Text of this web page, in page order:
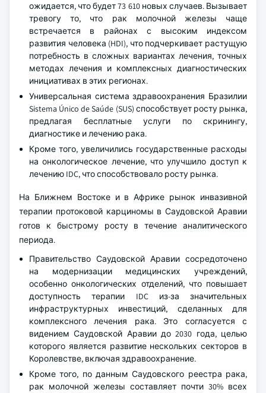
ожидается, что будет 73 610 новых случаев. Вызывает
тревогу то, что рак молочной железы чаще
встречается в районах с высоким индексом
развития человека (HDI), что подчеркивает растущую
потребность в сложных вариантах лечения, точных
методах лечения и комплексных диагностических
инициативах в этих регионах.
Универсальная система здравоохранения Бразилии
Sistema Único de Saúde (SUS) способствует росту рынка,
предлагая бесплатные услуги по скринингу,
диагностике и лечению рака.
Кроме того, увеличились государственные расходы
на онкологическое лечение, что улучшило доступ к
лечению IDC, что способствовало росту рынка.
На Ближнем Востоке и в Африке рынок инвазивной
терапии протоковой карциномы в Саудовской Аравии
готов к быстрому росту в течение аналитического
периода.
Правительство Саудовской Аравии сосредоточено
на модернизации медицинских учреждений,
особенно онкологических отделений, что повышает
доступность терапии IDC из-за значительных
инфраструктурных инвестиций, сделанных для
комплексного лечения рака. Это согласуется с
видением Саудовской Аравии до 2030 года, целью
которого является развитие нескольких секторов в
Королевстве, включая здравоохранение.
Кроме того, по данным Саудовского реестра рака,
рак молочной железы составляет почти 30% всех